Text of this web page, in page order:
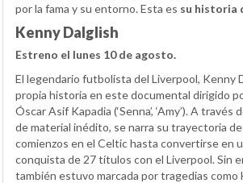
por la fama y su entorno. Esta es su historia
Kenny Dalglish
Estreno el lunes 10 de agosto.
El legendario futbolista del Liverpool, Kenny
propia historia en este documental dirigido
Óscar Asif Kapadia (‘Senna’, ‘Amy’). A
de material inédito, se narra su trayectoria
comienzos en el Celtic hasta convertirse en
conquista de 27 títulos con el Liverpool. Sin
también estuvo marcada por tragedias como